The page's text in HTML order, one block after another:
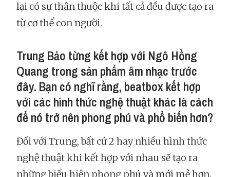
lại có sự thân thuộc khi tất cả đều được tạo ra
từ cơ thể con người.
Trung Bảo từng kết hợp với Ngô Hồng
Quang trong sản phẩm âm nhạc trước
đây. Bạn có nghĩ rằng, beatbox kết hợp
với các hình thức nghệ thuật khác là cách
để nó trở nên phong phú và phổ biến hơn?
Đối với Trung, bất cứ 2 hay nhiều hình thức
nghệ thuật khi kết hợp với nhau sẽ tạo ra
những biểu hiện phong phú và mới mẻ hơn.